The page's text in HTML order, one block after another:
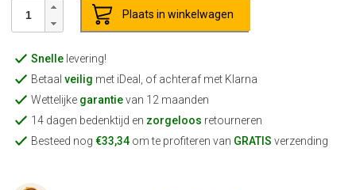
Plaats in winkelwagen
Snellelevering!
Betaal veilig met iDeal, of achteraf met Klarna
Wettelijke garantievan 12 maanden
14 dagen bedenktijd en zorgeloos retourneren
Besteed nog €33,34om te profiteren van GRATIS verzending